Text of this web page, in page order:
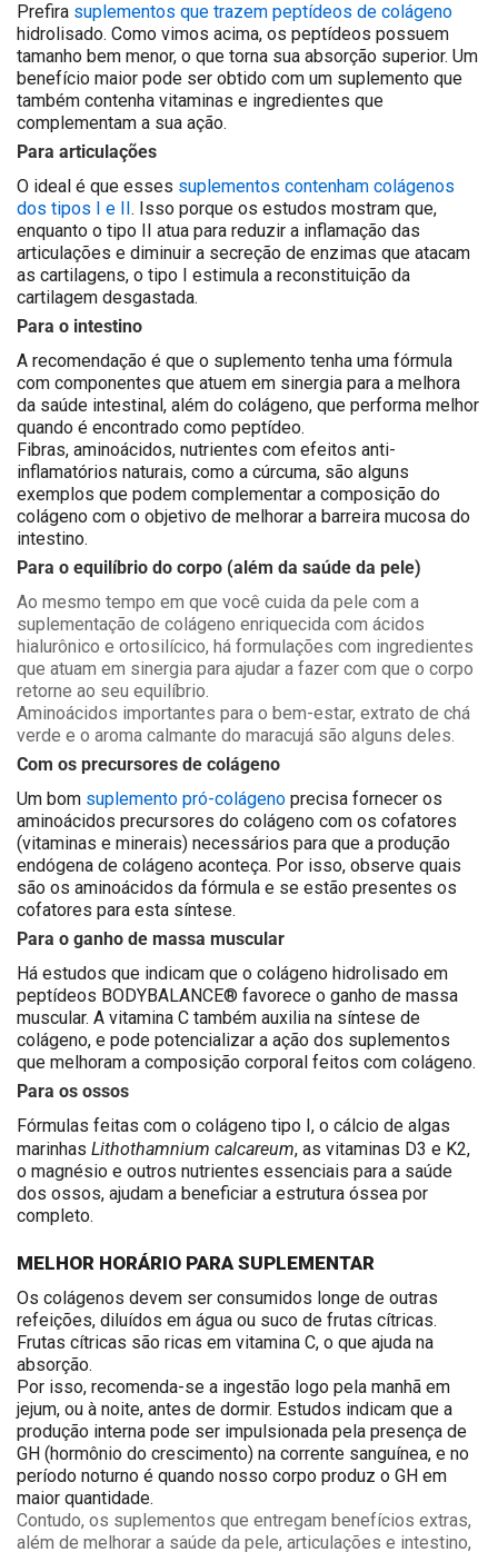
Prefira suplementos que trazem peptídeos de colágeno
hidrolisado. Como vimos acima, os peptídeos possuem
tamanho bem menor, o que torna sua absorção superior. Um
benefício maior pode ser obtido com um suplemento que
também contenha vitaminas e ingredientes que
complementam a sua ação.
Para articulações
O ideal é que esses suplementos contenham colágenos
dos tipos I e II. Isso porque os estudos mostram que,
enquanto o tipo II atua para reduzir a inflamação das
articulações e diminuir a secreção de enzimas que atacam
as cartilagens, o tipo I estimula a reconstituição da
cartilagem desgastada.
Para o intestino
A recomendação é que o suplemento tenha uma fórmula
com componentes que atuem em sinergia para a melhora
da saúde intestinal, além do colágeno, que performa melhor
quando é encontrado como peptídeo.
Fibras, aminoácidos, nutrientes com efeitos anti-
inflamatórios naturais, como a cúrcuma, são alguns
exemplos que podem complementar a composição do
colágeno com o objetivo de melhorar a barreira mucosa do
intestino.
Para o equilíbrio do corpo (além da saúde da pele)
Ao mesmo tempo em que você cuida da pele com a
suplementação de colágeno enriquecida com ácidos
hialurônico e ortosilícico, há formulações com ingredientes
que atuam em sinergia para ajudar a fazer com que o corpo
retorne ao seu equilíbrio.
Aminoácidos importantes para o bem-estar, extrato de chá
verde e o aroma calmante do maracujá são alguns deles.
Com os precursores de colágeno
Um bom suplemento pró-colágeno precisa fornecer os
aminoácidos precursores do colágeno com os cofatores
(vitaminas e minerais) necessários para que a produção
endógena de colágeno aconteça. Por isso, observe quais
são os aminoácidos da fórmula e se estão presentes os
cofatores para esta síntese.
Para o ganho de massa muscular
Há estudos que indicam que o colágeno hidrolisado em
peptídeos BODYBALANCE® favorece o ganho de massa
muscular. A vitamina C também auxilia na síntese de
colágeno, e pode potencializar a ação dos suplementos
que melhoram a composição corporal feitos com colágeno.
Para os ossos
Fórmulas feitas com o colágeno tipo I, o cálcio de algas
marinhas Lithothamnium calcareum, as vitaminas D3 e K2,
o magnésio e outros nutrientes essenciais para a saúde
dos ossos, ajudam a beneficiar a estrutura óssea por
completo.
MELHOR HORÁRIO PARA SUPLEMENTAR
Os colágenos devem ser consumidos longe de outras
refeições, diluídos em água ou suco de frutas cítricas.
Frutas cítricas são ricas em vitamina C, o que ajuda na
absorção.
Por isso, recomenda-se a ingestão logo pela manhã em
jejum, ou à noite, antes de dormir. Estudos indicam que a
produção interna pode ser impulsionada pela presença de
GH (hormônio do crescimento) na corrente sanguínea, e no
período noturno é quando nosso corpo produz o GH em
maior quantidade.
Contudo, os suplementos que entregam benefícios extras,
além de melhorar a saúde da pele, articulações e intestino,